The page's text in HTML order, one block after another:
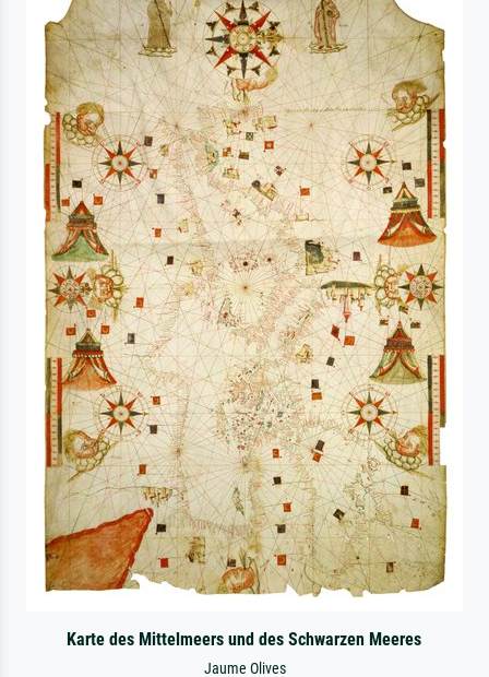
Karte des Mittelmeers und des Schwarzen Meeres
Jaume Olives